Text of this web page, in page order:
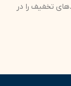
تخفیف را در